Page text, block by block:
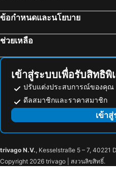
กาญจนบุรี, ภาคกลาง โรงแรม
ข้อกำหนดและนโยบาย
ช่วยเหลือ
เข้าสู่ระบบเพื่อรับสิทธิ
ปรับแต่งประสบการณ์ของคุณ
ดีลสมาชิกและราคาสมาชิก
เข้า
trivago N.V., Kesselstraße 5 – 7, 40221
Copyright 2026 trivago | สงวนลิขสิทธิ์.